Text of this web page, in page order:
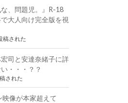
、問題児。』R-18
大人向け完全版を視
稿された
司と安達奈緒子に詳
・・・？？
された
像が本家超えて